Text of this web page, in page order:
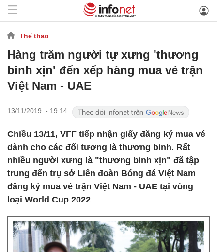
Thể thao
Hàng trăm người tự xưng 'thương
binh xịn' đến xếp hàng mua vé trận
Việt Nam - UAE
13/11/2019 - 19:14
Chiều 13/11, VFF tiếp nhận giấy đăng ký mua vé
dành cho các đối tượng là thương binh. Rất
nhiều người xưng là "thương binh xịn" đã tập
trung đến trụ sở Liên đoàn Bóng đá Việt Nam
đăng ký mua vé trận Việt Nam - UAE tại vòng
loại World Cup 2022